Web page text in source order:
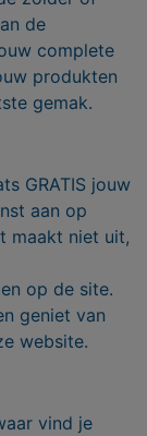
de
complete
produkten
gemak.
GRATIS jouw
aan op
maakt niet uit,
op de site.
geniet van
website.
vind je